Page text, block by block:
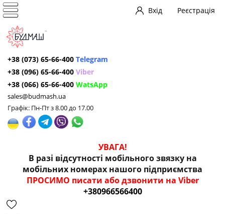
Вхід Реєстрація
+38 (073) 65-66-400 Telegram
+38 (096) 65-66-400 Viber
+38 (066) 65-66-400 WatsApp
sales@budmash.ua
Графік: Пн-Пт з 8.00 до 17.00
УВАГА!
В разі відсутності мобільного звязку на
мобільних номерах нашого підприємства
ПРОСИМО писати або дзвонити на Viber
+380966566400